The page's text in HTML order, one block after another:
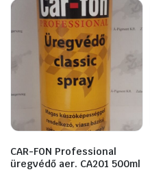
CAR-FON Professional
üregvédő aer. CA201 500ml